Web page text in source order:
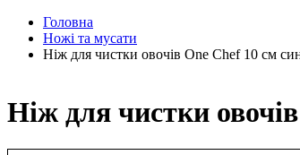
Головна
Ножі та мусати
Ніж для чистки овочів One Chef 10 см
Ніж для чистки